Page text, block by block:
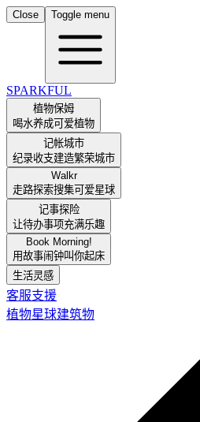
Close Toggle menu
SPARKFUL
植物保姆
喝水养成可爱植物
记帐城市
纪录收支建造繁荣城市
Walkr
走路探索搜集可爱星球
记事探险
让待办事项充满乐趣
Book Morning!
用故事闹钟叫你起床
生活灵感
客服支援
植物星球建筑物